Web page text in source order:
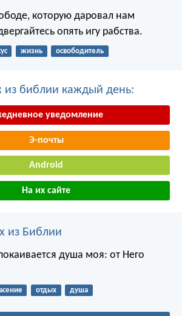
которую даровал нам
опять игу рабства.
жизнь освободитель
из библии каждый день:
уведомление
Э-почты
Android
На их сайте
из Библии
душа моя: от Него
отдых душа